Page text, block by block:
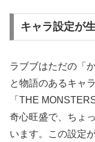
キャラ設定が
ラブブはただの「
と物語のあるキャ
「THE
奇心旺盛で、ちょ
います。この設定